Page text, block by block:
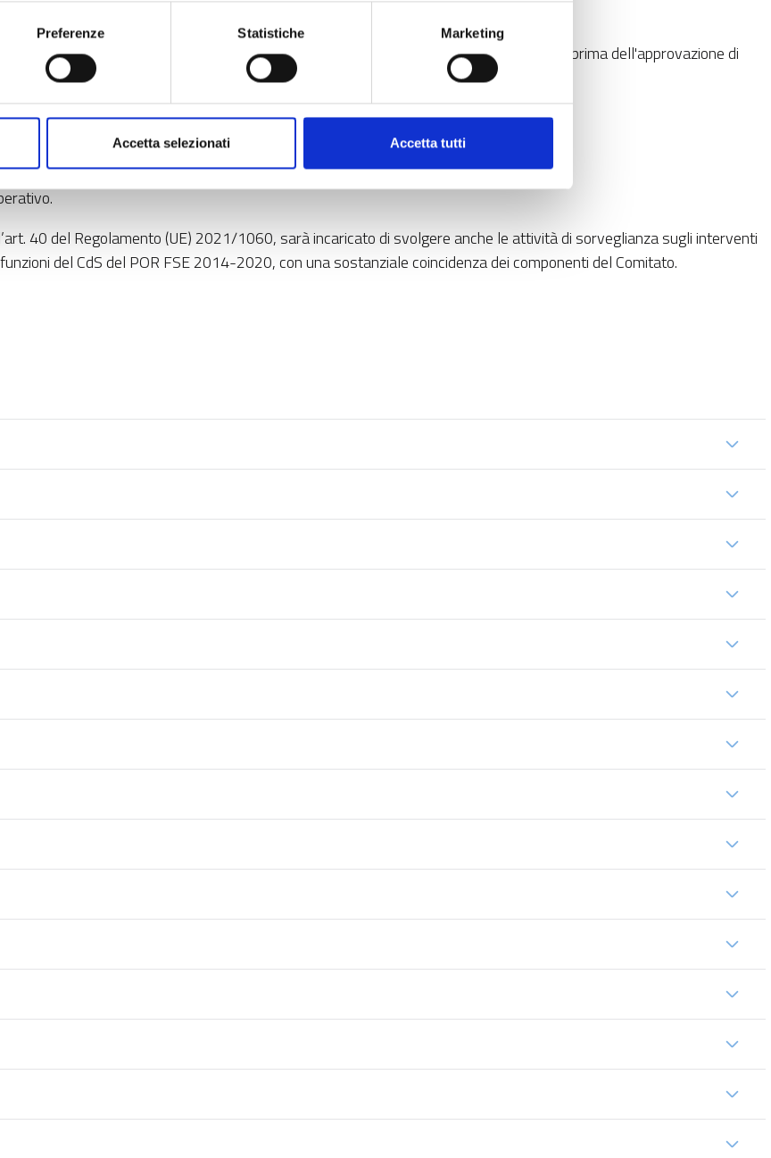
Preferenze Statistiche Marketing
Accetta selezionati Accetta tutti
conseguimento dei suoi obiettivi ed i suoi principali compiti sono:
operazioni e, se del caso, i risultati della verifica di conformità sulle operazioni avviate prima dell'approvazione di
ed esaminare la sua attuazione;
esaminare la sua attuazione;
40 del Regolamento (UE) 2021/1060, sarà incaricato di svolgere anche le attività di sorveglianza sugli interventi
del CdS del POR FSE 2014-2020, con una sostanziale coincidenza dei componenti del Comitato.